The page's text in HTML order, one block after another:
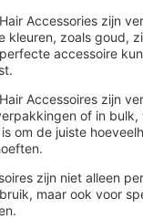
Accessories zijn
kleuren, zoals goud,
accessoire
Accessoires zijn
of in bulk,
om de juiste
zijn niet alleen
maar ook voor